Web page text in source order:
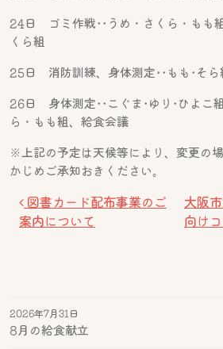
8月の給食献立
2026年7月31日
24日 ゴミ作戦･･うめ・さくら・もも
くら組
25日 消防訓練、身体測定･･もも･そら
26日 身体測定･･こぐま･ゆり･ひよこ
ら・もも組、給食会議
※上記の予定は天候等により、変更の
かじめご承知おきください。
投稿ナビゲーション
図書カード配布事業のご
案内について
大阪
向け